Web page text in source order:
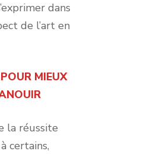
dans
de l’art en
MIEUX
réussite
certains,